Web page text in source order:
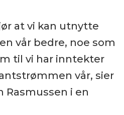
at vi kan utnytte
vår bedre, noe som
til vi har inntekter
vår, sier
Rasmussen i en